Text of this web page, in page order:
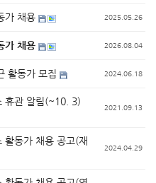
가 채용 2025.05.26
가 채용 2026.08.04
활동가 모집 2024.06.18
휴관 알림(~10. 3)
2021.09.13
활동가 채용 공고(재
2024.04.29